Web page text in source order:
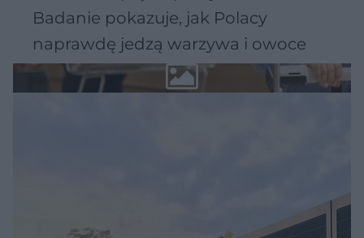
Badanie pokazuje, jak Polacy
naprawdę jedzą warzywa i owoce